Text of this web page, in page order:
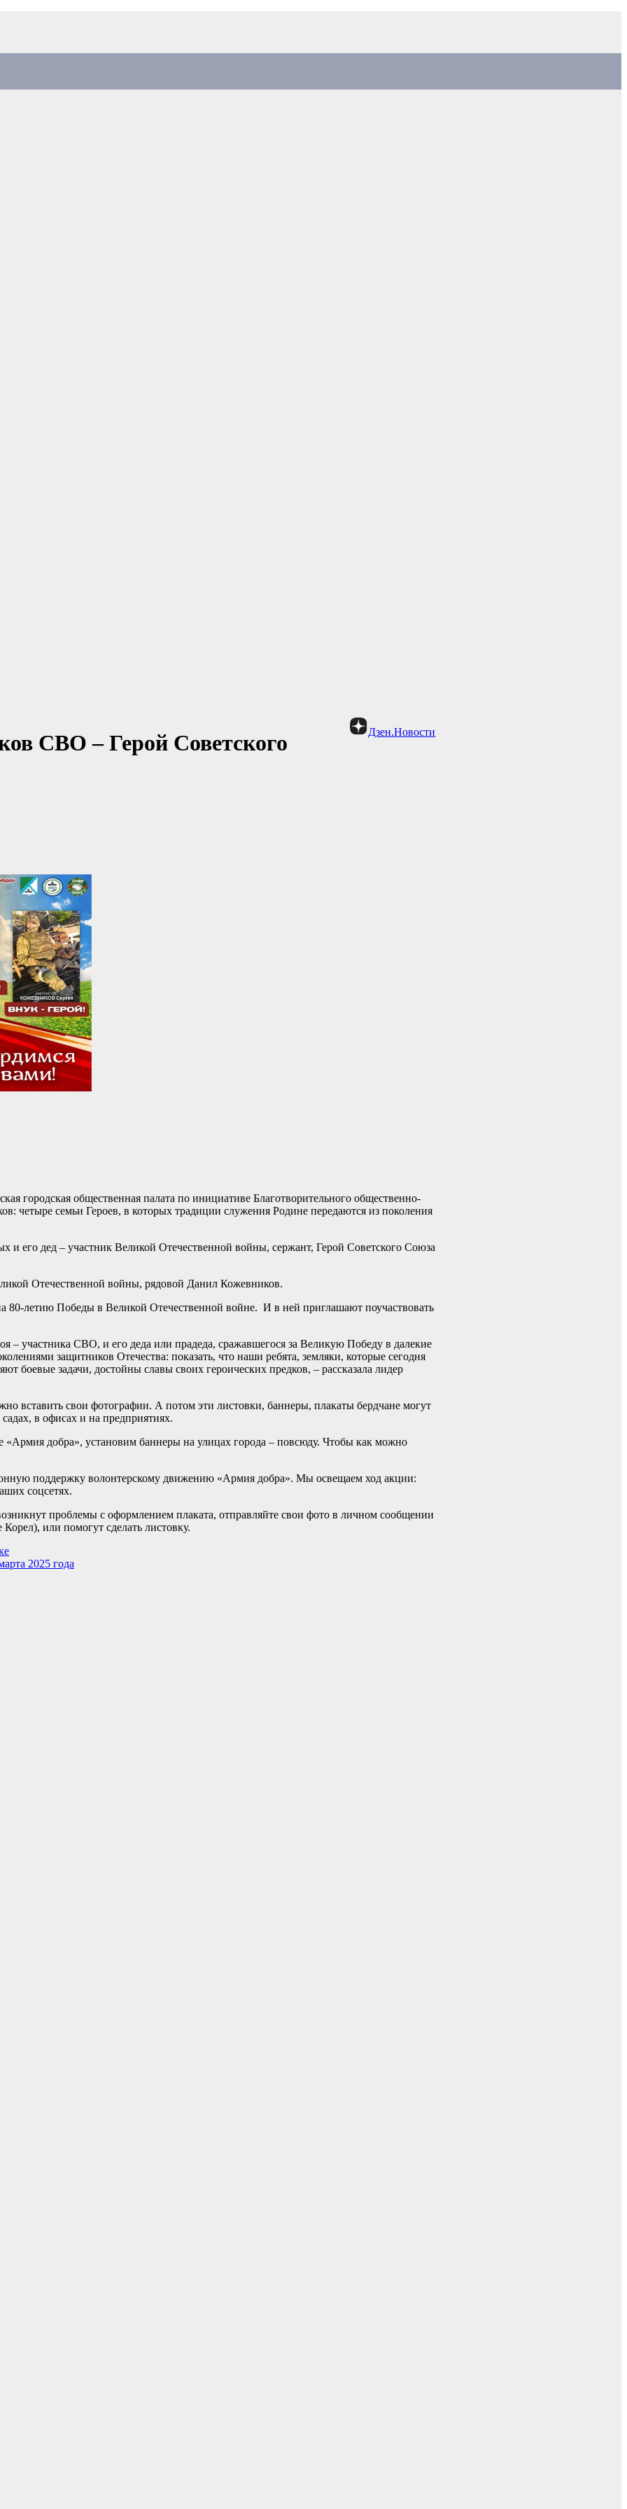
Дзен.Новости
СВО – Герой Советского
городская общественная палата по инициативе Благотворительного общественно-
четыре семьи Героев, в которых традиции служения Родине передаются из поколения
его дед – участник Великой Отечественной войны, сержант, Герой Советского Союза
Отечественной войны, рядовой Данил Кожевников.
летию Победы в Великой Отечественной войне. И в ней приглашают поучаствовать
– участника СВО, и его деда или прадеда, сражавшегося за Великую Победу в далекие
защитников Отечества: показать, что наши ребята, земляки, которые сегодня
боевые задачи, достойны славы своих героических предков, – рассказала лидер
вставить свои фотографии. А потом эти листовки, баннеры, плакаты бердчане могут
в офисах и на предприятиях.
добра», установим баннеры на улицах города – повсюду. Чтобы как можно
поддержку волонтерскому движению «Армия добра». Мы освещаем ход акции:
соцсетях.
проблемы с оформлением плаката, отправляйте свои фото в личном сообщении
или помогут сделать листовку.
2025 года